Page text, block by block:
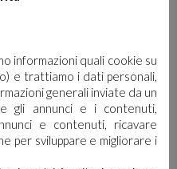
informazioni quali cookie su
e trattiamo i dati personali,
generali inviate da un
gli annunci e i contenuti,
e contenuti, ricavare
per sviluppare e migliorare i